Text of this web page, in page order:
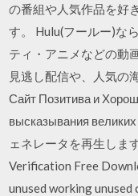
の番組や人気作品を好
す。 Hulu(フールー)な
ティ・アニメなどの動
見逃し配信や、人気の
Сайт Позитива и
высказывания
ェネレータを再生しま
Verification Free
unused working